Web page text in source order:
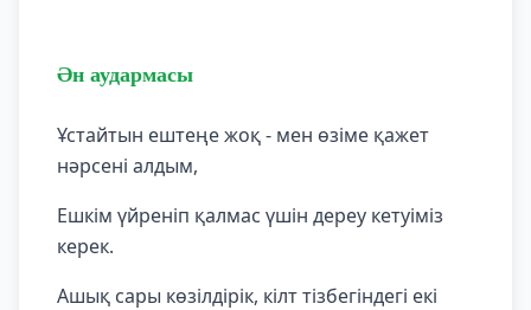
Ән аудармасы
Ұстайтын ештеңе жоқ - мен өзіме қажет
нәрсені алдым,
Ешкім үйреніп қалмас үшін дереу кетуіміз
керек.
Ашық сары көзілдірік, кілт тізбегіндегі екі